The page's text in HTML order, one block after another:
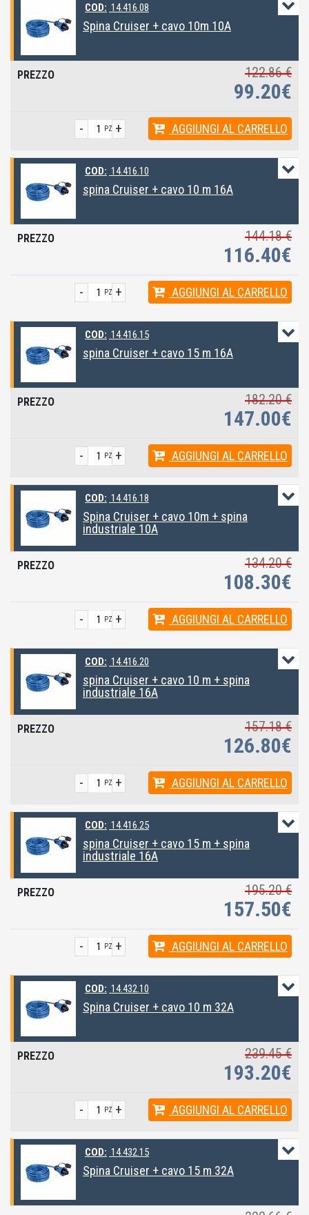
COD: 14.416.08
Spina Cruiser + cavo 10m 10A
122.86 €
99.20€
+
- PZ AGGIUNGI AL CARRELLO
COD: 14.416.10
spina Cruiser + cavo 10 m 16A
144.18 €
116.40€
+
- PZ AGGIUNGI AL CARRELLO
COD: 14.416.15
spina Cruiser + cavo 15 m 16A
182.20 €
147.00€
+
- PZ AGGIUNGI AL CARRELLO
COD: 14.416.18
Spina Cruiser + cavo 10m + spina
industriale 10A
134.20 €
108.30€
+
- PZ AGGIUNGI AL CARRELLO
COD: 14.416.20
spina Cruiser + cavo 10 m + spina
industriale 16A
157.18 €
126.80€
+
- PZ AGGIUNGI AL CARRELLO
COD: 14.416.25
spina Cruiser + cavo 15 m + spina
industriale 16A
195.20 €
157.50€
+
- PZ AGGIUNGI AL CARRELLO
COD: 14.432.10
Spina Cruiser + cavo 10 m 32A
239.45 €
193.20€
+
- PZ AGGIUNGI AL CARRELLO
COD: 14.432.15
Spina Cruiser + cavo 15 m 32A